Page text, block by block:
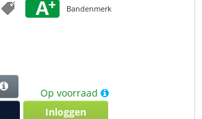
Bandenmerk
Op voorraad
Inloggen